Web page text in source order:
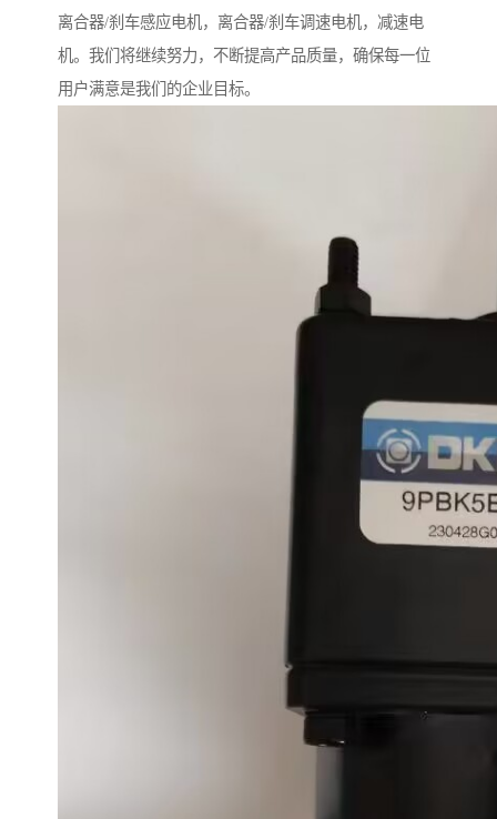
离合器/刹车感应电机，离合器/刹车调速电机，减速电
机。我们将继续努力，不断提高产品质量，确保每一位
用户满意是我们的企业目标。